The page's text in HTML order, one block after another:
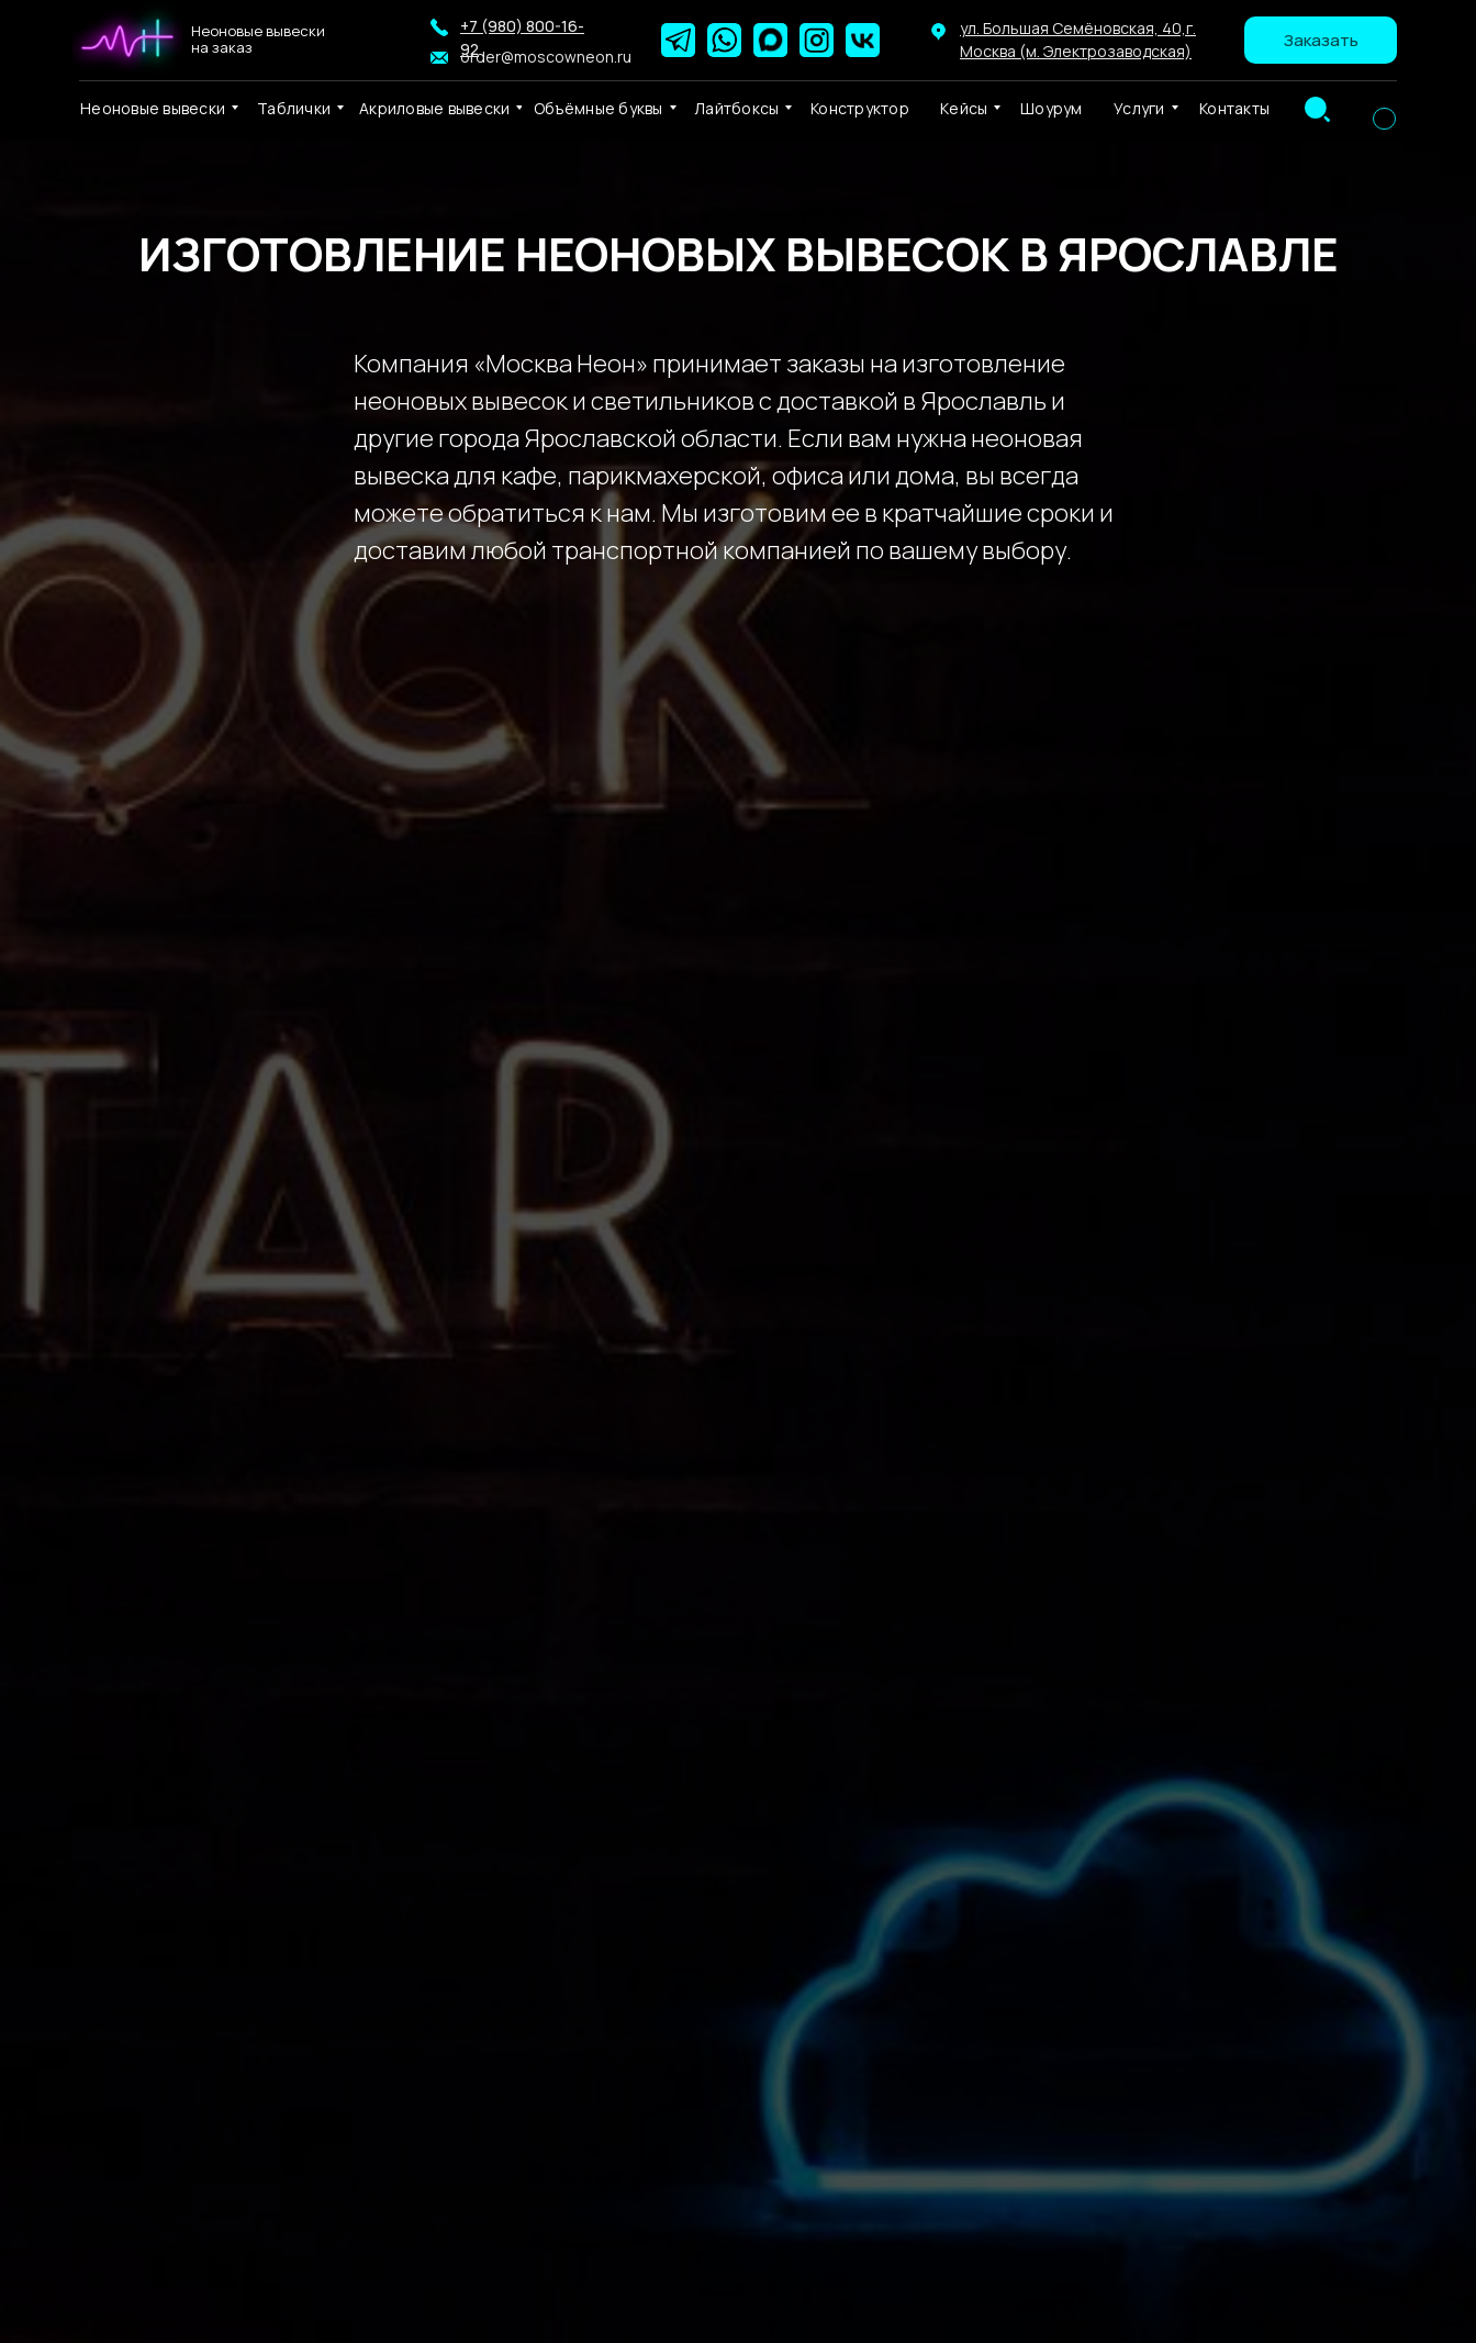
Таблички Акриловые вывески Лайтбоксы Конструктор Кейсы Услуги
Объёмные буквы
Заказать
ул. Большая Семёновская, 40,г.
Москва (м. Электрозаводская)
+7 (980) 800-16-
92
order@moscowneon.ru
Неоновые вывески
на заказ
Контакты
Неоновые вывески Шоурум
ИЗГОТОВЛЕНИЕ НЕОНОВЫХ ВЫВЕСОК В ЯРОСЛАВЛЕ
Компания «Москва Неон» принимает заказы на изготовление
неоновых вывесок и светильников с доставкой в Ярославль и
другие города Ярославской области. Если вам нужна неоновая
вывеска для кафе, парикмахерской, офиса или дома, вы всегда
можете обратиться к нам. Мы изготовим ее в кратчайшие сроки и
доставим любой транспортной компанией по вашему выбору.